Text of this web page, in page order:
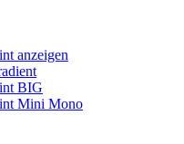
anzeigen
BIG
Mini Mono